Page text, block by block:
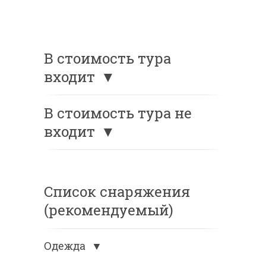
В стоимость тура
входит
В стоимость тура не
входит
Список снаряжения
(рекомендуемый)
Одежда